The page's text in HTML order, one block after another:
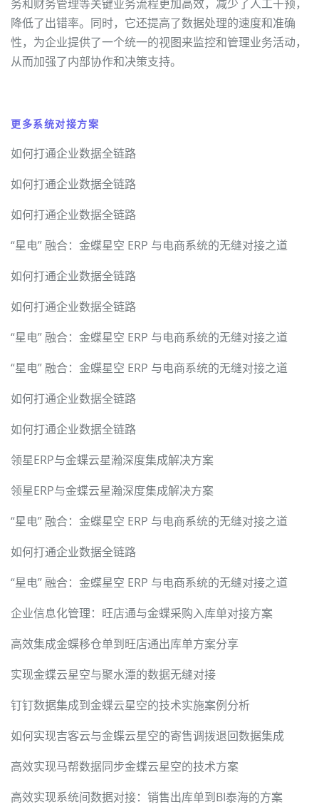
务和财务管理等关键业务流程更加高效，减少了人工干预，
降低了出错率。同时，它还提高了数据处理的速度和准确
性，为企业提供了一个统一的视图来监控和管理业务活动，
从而加强了内部协作和决策支持。
更多系统对接方案
如何打通企业数据全链路
如何打通企业数据全链路
如何打通企业数据全链路
“星电” 融合：金蝶星空 ERP 与电商系统的无缝对接之道
如何打通企业数据全链路
如何打通企业数据全链路
“星电” 融合：金蝶星空 ERP 与电商系统的无缝对接之道
“星电” 融合：金蝶星空 ERP 与电商系统的无缝对接之道
如何打通企业数据全链路
如何打通企业数据全链路
领星ERP与金蝶云星瀚深度集成解决方案
领星ERP与金蝶云星瀚深度集成解决方案
“星电” 融合：金蝶星空 ERP 与电商系统的无缝对接之道
如何打通企业数据全链路
“星电” 融合：金蝶星空 ERP 与电商系统的无缝对接之道
企业信息化管理：旺店通与金蝶采购入库单对接方案
高效集成金蝶移仓单到旺店通出库单方案分享
实现金蝶云星空与聚水潭的数据无缝对接
钉钉数据集成到金蝶云星空的技术实施案例分析
如何实现吉客云与金蝶云星空的寄售调拨退回数据集成
高效实现马帮数据同步金蝶云星空的技术方案
高效实现系统间数据对接：销售出库单到BI泰海的方案